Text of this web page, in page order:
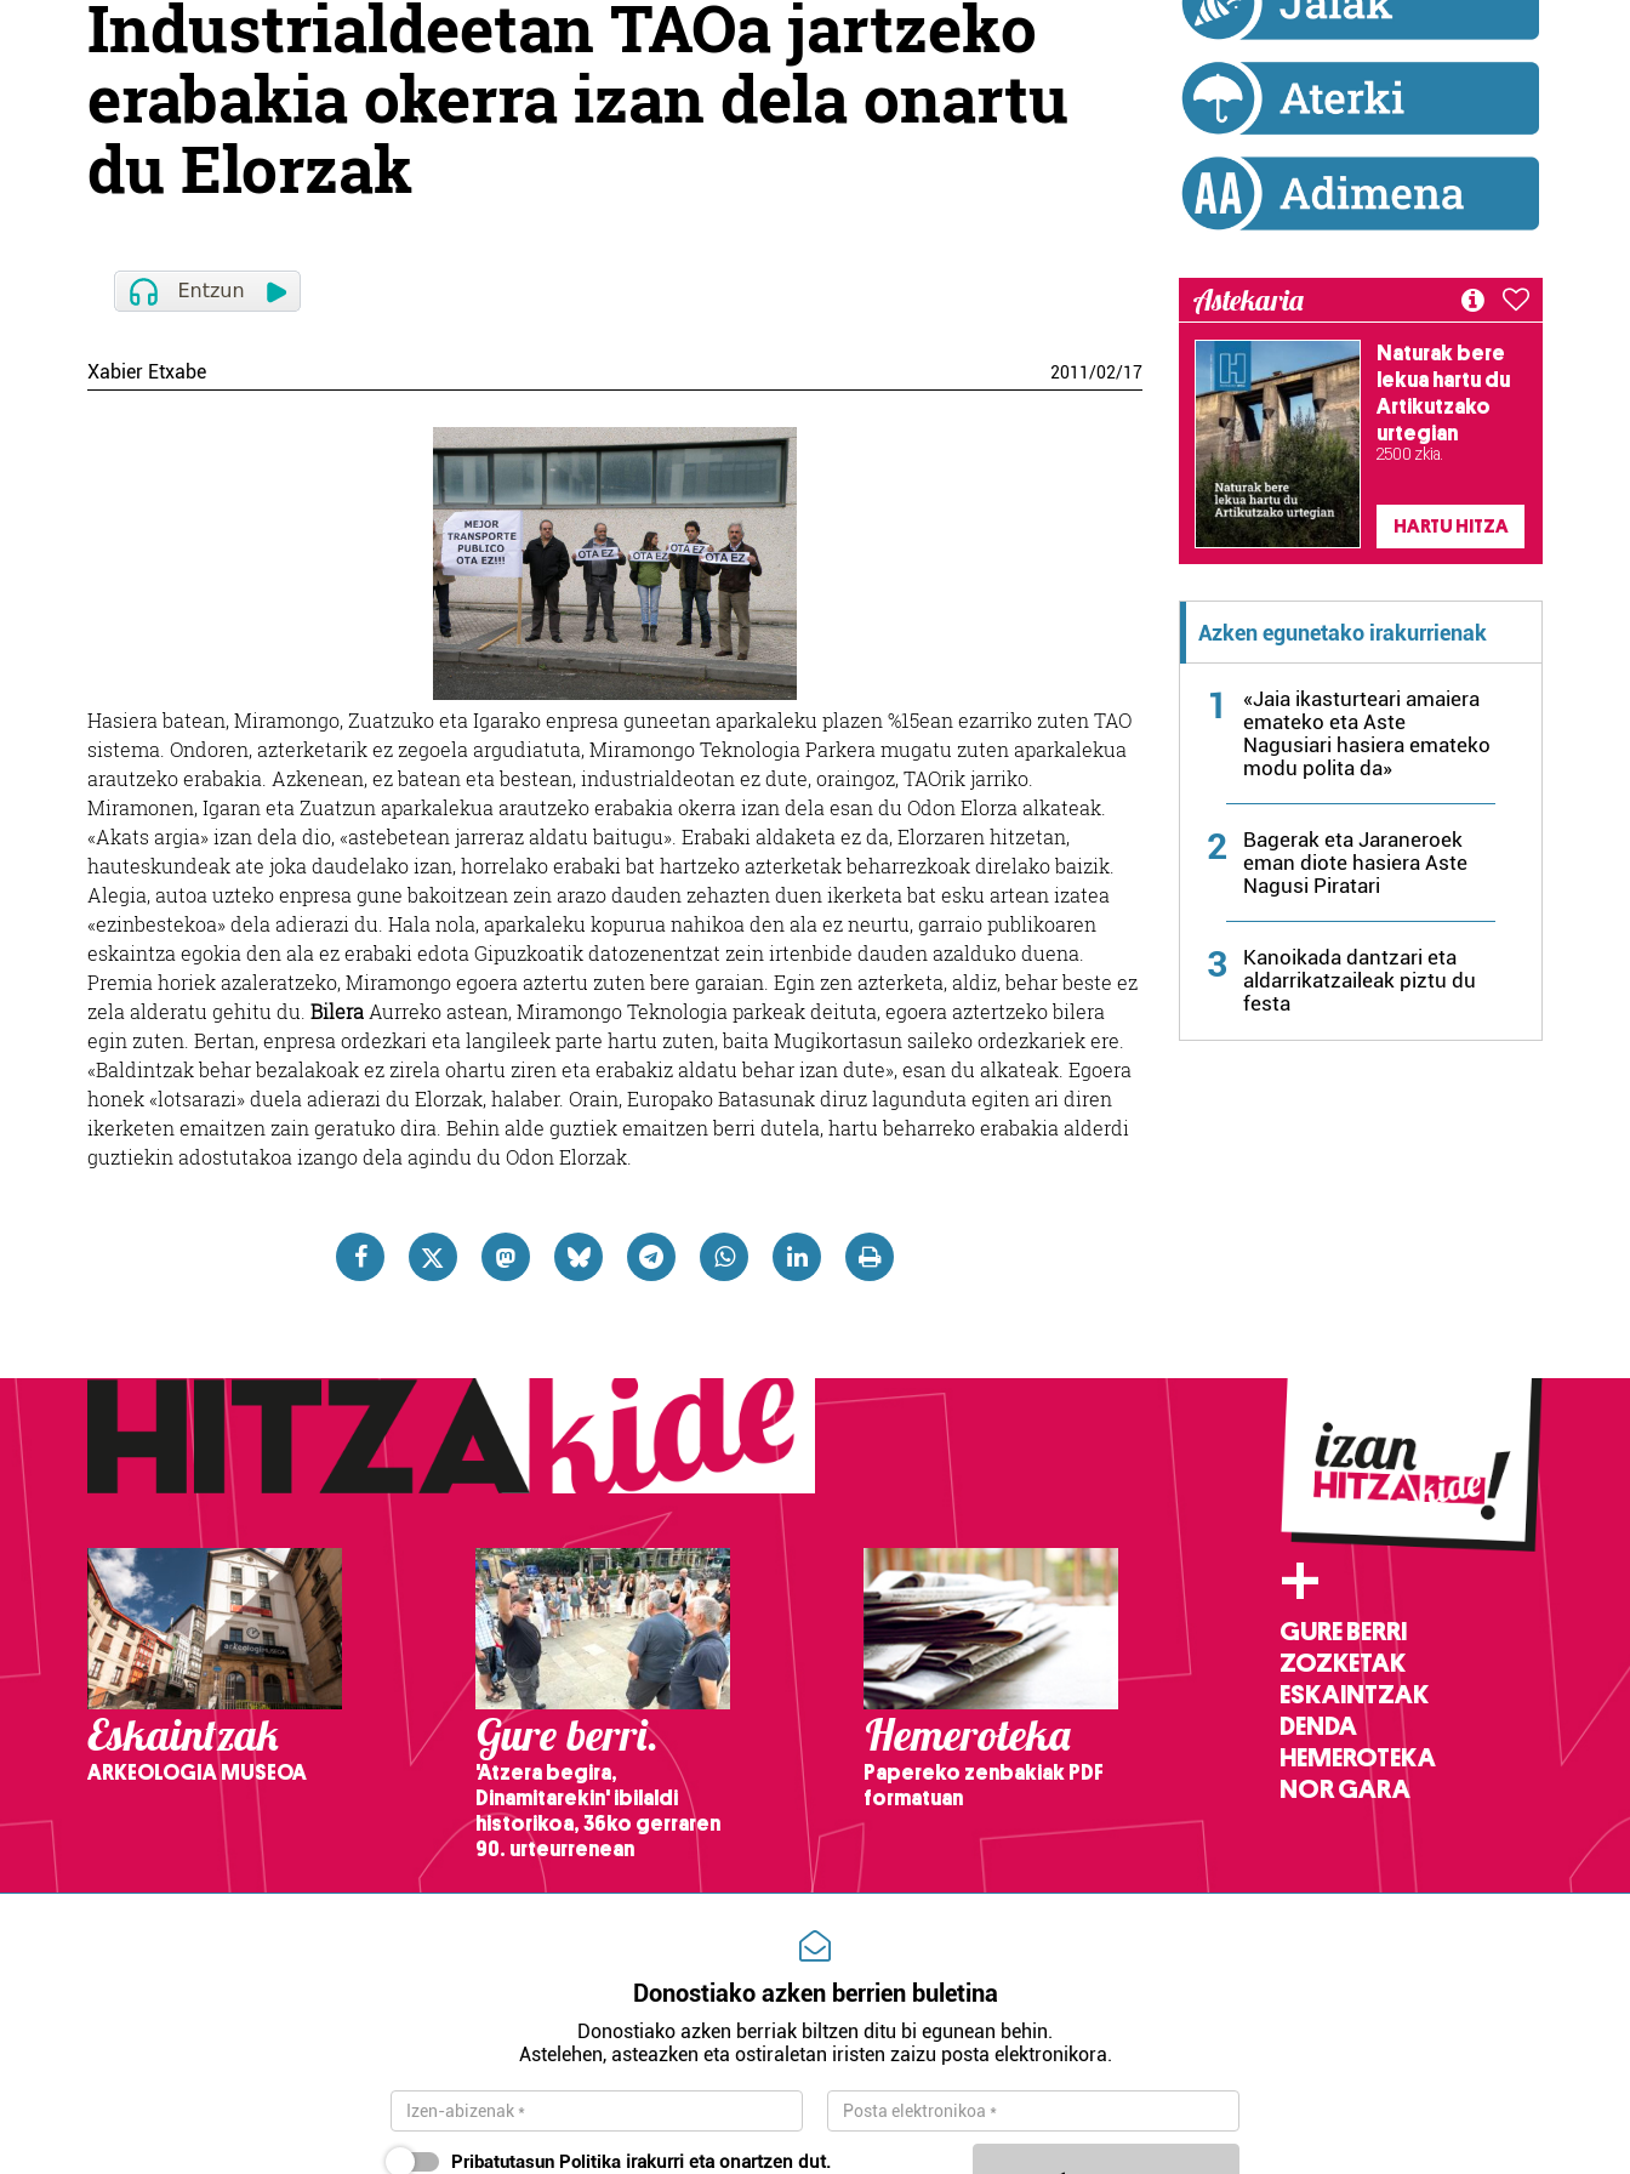
Industrialdeetan TAOa jartzeko
erabakia okerra izan dela onartu
du Elorzak
Xabier Etxabe 2011/02/17
Hasiera batean, Miramongo, Zuatzuko eta Igarako enpresa guneetan aparkaleku plazen %15ean ezarriko zuten TAO
sistema. Ondoren, azterketarik ez zegoela argudiatuta, Miramongo Teknologia Parkera mugatu zuten aparkalekua
arautzeko erabakia. Azkenean, ez batean eta bestean, industrialdeotan ez dute, oraingoz, TAOrik jarriko.
Miramonen, Igaran eta Zuatzun aparkalekua arautzeko erabakia okerra izan dela esan du Odon Elorza alkateak.
«Akats argia» izan dela dio, «astebetean jarreraz aldatu baitugu». Erabaki aldaketa ez da, Elorzaren hitzetan,
hauteskundeak ate joka daudelako izan, horrelako erabaki bat hartzeko azterketak beharrezkoak direlako baizik.
Alegia, autoa uzteko enpresa gune bakoitzean zein arazo dauden zehazten duen ikerketa bat esku artean izatea
«ezinbestekoa» dela adierazi du. Hala nola, aparkaleku kopurua nahikoa den ala ez neurtu, garraio publikoaren
eskaintza egokia den ala ez erabaki edota Gipuzkoatik datozenentzat zein irtenbide dauden azalduko duena.
Premia horiek azaleratzeko, Miramongo egoera aztertu zuten bere garaian. Egin zen azterketa, aldiz, behar beste ez
zela alderatu gehitu du. Bilera Aurreko astean, Miramongo Teknologia parkeak deituta, egoera aztertzeko bilera
egin zuten. Bertan, enpresa ordezkari eta langileek parte hartu zuten, baita Mugikortasun saileko ordezkariek ere.
«Baldintzak behar bezalakoak ez zirela ohartu ziren eta erabakiz aldatu behar izan dute», esan du alkateak. Egoera
honek «lotsarazi» duela adierazi du Elorzak, halaber. Orain, Europako Batasunak diruz lagunduta egiten ari diren
ikerketen emaitzen zain geratuko dira. Behin alde guztiek emaitzen berri dutela, hartu beharreko erabakia alderdi
guztiekin adostutakoa izango dela agindu du Odon Elorzak.
Astekaria
Naturak bere
lekua hartu du
Artikutzako
urtegian
2.500 zkia.
HARTU HITZA
Azken egunetako irakurrienak
1
«Jaia ikasturteari amaiera
emateko eta Aste
Nagusiari hasiera emateko
modu polita da»
2
Bagerak eta Jaraneroek
eman diote hasiera Aste
Nagusi Piratari
3
Kanoikada dantzari eta
aldarrikatzaileak piztu du
festa
Eskaintzak
ARKEOLOGIA MUSEOA
Gure berri.
'Atzera begira,
Dinamitarekin' ibilaldi
historikoa, 36ko gerraren
90. urteurrenean
Hemeroteka
Papereko zenbakiak PDF
formatuan
+
GURE BERRI
ZOZKETAK
ESKAINTZAK
DENDA
HEMEROTEKA
NOR GARA
Donostiako azken berrien buletina
Donostiako azken berriak biltzen ditu bi egunean behin.
Astelehen, asteazken eta ostiraletan iristen zaizu posta elektronikora.
Pribatutasun Politika irakurri eta onartzen dut.